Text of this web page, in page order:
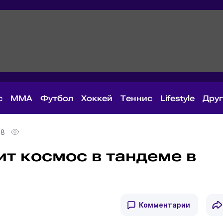
MMA Футбол Хоккей Теннис Lifestyle
космос в тандеме в
Комментарии